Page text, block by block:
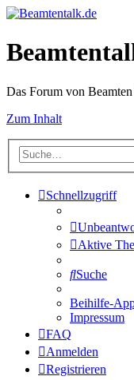
Das Forum von
Zum Inhalt
Schnellzugriff
Aktive
Suche
Beihilfe-
Impressum
FAQ
Anmelden
Registrieren